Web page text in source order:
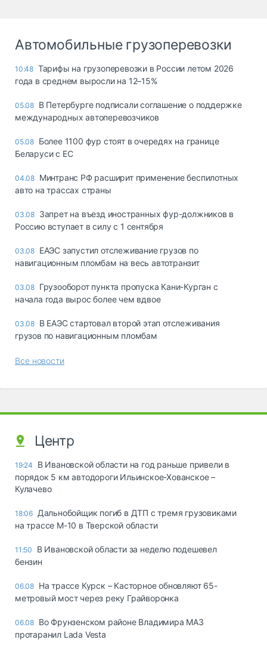
Автомобильные грузоперевозки
10:48 Тарифы на грузоперевозки в России летом 2026
года в среднем выросли на 12–15%
05.08 В Петербурге подписали соглашение о поддержке
международных автоперевозчиков
05.08 Более 1100 фур стоят в очередях на границе
Беларуси с ЕС
04.08 Минтранс РФ расширит применение беспилотных
авто на трассах страны
03.08 Запрет на въезд иностранных фур-должников в
Россию вступает в силу с 1 сентября
03.08 ЕАЭС запустил отслеживание грузов по
навигационным пломбам на весь автотранзит
03.08 Грузооборот пункта пропуска Кани-Курган с
начала года вырос более чем вдвое
03.08 В ЕАЭС стартовал второй этап отслеживания
грузов по навигационным пломбам
Все новости
Центр
19:24
В Ивановской области на год раньше привели в
порядок 5 км автодороги Ильинское-Хованское –
Кулачево
18:06 Дальнобойщик погиб в ДТП с тремя грузовиками
на трассе М-10 в Тверской области
11:50
В Ивановской области за неделю подешевел
бензин
06.08 На трассе Курск – Касторное обновляют 65-
метровый мост через реку Грайворонка
06.08 Во Фрунзенском районе Владимира МАЗ
протаранил Lada Vesta